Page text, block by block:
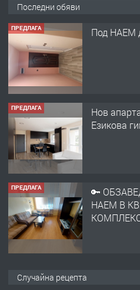
Последни обяви
ПРЕДЛАГА Под НАЕМ
ПРЕДЛАГА
Нов
Езикова
ПРЕДЛАГА
🔑
НАЕМ В
Случайна рецепта